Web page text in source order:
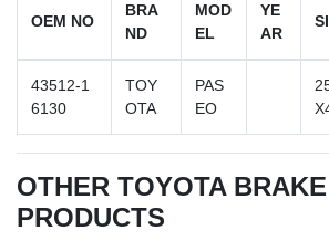
OEM NO
BRA
ND
MOD
EL
YE
AR
43512-1
6130
TOY
OTA
PAS
EO
OTHER TOYOTA
PRODUCTS